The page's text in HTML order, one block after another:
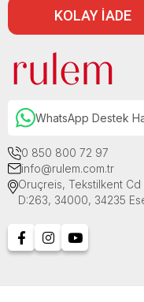
KOLAY İADE
WhatsApp Destek
0 850 800 72 97
info@rulem.com.tr
Oruçreis, Tekstilkent
D:263, 34000, 34235